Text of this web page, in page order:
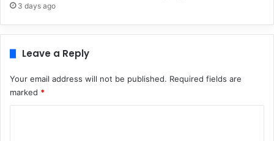
3 days ago
Leave a Reply
Your email address will not be published. Required fields are
marked *